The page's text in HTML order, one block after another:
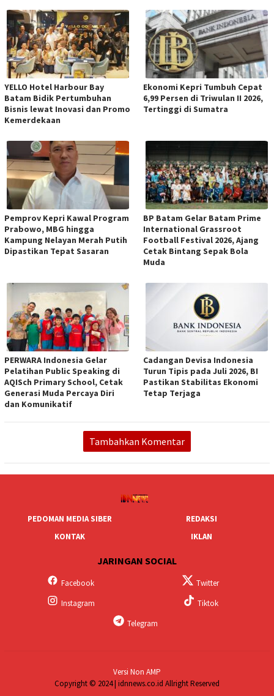
YELLO Hotel Harbour Bay
Batam Bidik Pertumbuhan
Bisnis lewat Inovasi dan Promo
Kemerdekaan
Ekonomi Kepri Tumbuh Cepat
6,99 Persen di Triwulan II 2026,
Tertinggi di Sumatra
Pemprov Kepri Kawal Program
Prabowo, MBG hingga
Kampung Nelayan Merah Putih
Dipastikan Tepat Sasaran
BP Batam Gelar Batam Prime
International Grassroot
Football Festival 2026, Ajang
Cetak Bintang Sepak Bola
Muda
PERWARA Indonesia Gelar
Pelatihan Public Speaking di
AQISch Primary School, Cetak
Generasi Muda Percaya Diri
dan Komunikatif
Cadangan Devisa Indonesia
Turun Tipis pada Juli 2026, BI
Pastikan Stabilitas Ekonomi
Tetap Terjaga
Tambahkan Komentar
PEDOMAN MEDIA SIBER
REDAKSI
KONTAK
IKLAN
JARINGAN SOCIAL
Facebook
Twitter
Instagram
Tiktok
Telegram
Versi Non AMP
Copyright © 2024 | idnnews.co.id Allright Reserved